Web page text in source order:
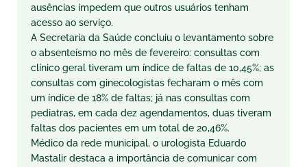
ausências impedem que outros usuários tenham
acesso ao serviço.
A Secretaria da Saúde concluiu o levantamento sobre
o absenteísmo no mês de fevereiro: consultas com
clínico geral tiveram um índice de faltas de 10,45%; as
consultas com ginecologistas fecharam o mês com
um índice de 18% de faltas; já nas consultas com
pediatras, em cada dez agendamentos, duas tiveram
faltas dos pacientes em um total de 20,46%.
Médico da rede municipal, o urologista Eduardo
Mastalir destaca a importância de comunicar com